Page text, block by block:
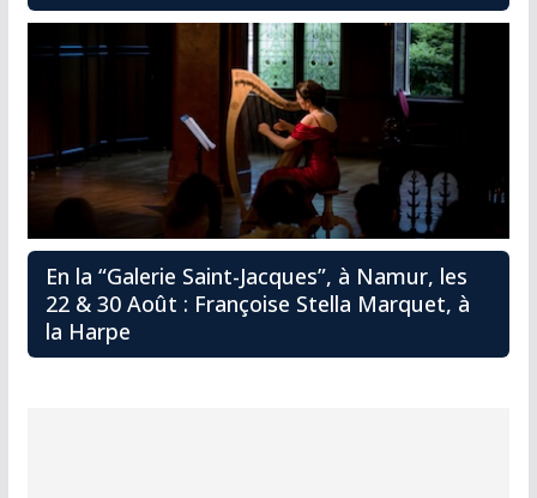
En la “Galerie Saint-Jacques”, à Namur, les
22 & 30 Août : Françoise Stella Marquet, à
la Harpe